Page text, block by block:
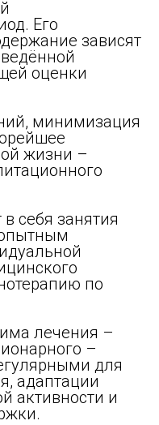
Его
зависят
оценки
минимизация
жизни –
себя занятия
по
лечения –
–
для
адаптации
активности и